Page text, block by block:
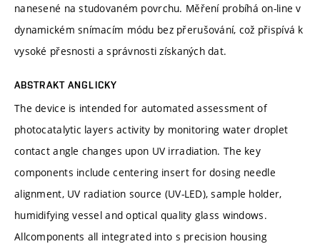
nanesené na studovaném povrchu. Měření probíhá on-line v
dynamickém snímacím módu bez přerušování, což přispívá k
vysoké přesnosti a správnosti získaných dat.
ABSTRAKT ANGLICKY
The device is intended for automated assessment of
photocatalytic layers activity by monitoring water droplet
contact angle changes upon UV irradiation. The key
components include centering insert for dosing needle
alignment, UV radiation source (UV-LED), sample holder,
humidifying vessel and optical quality glass windows.
Allcomponents all integrated into s precision housing